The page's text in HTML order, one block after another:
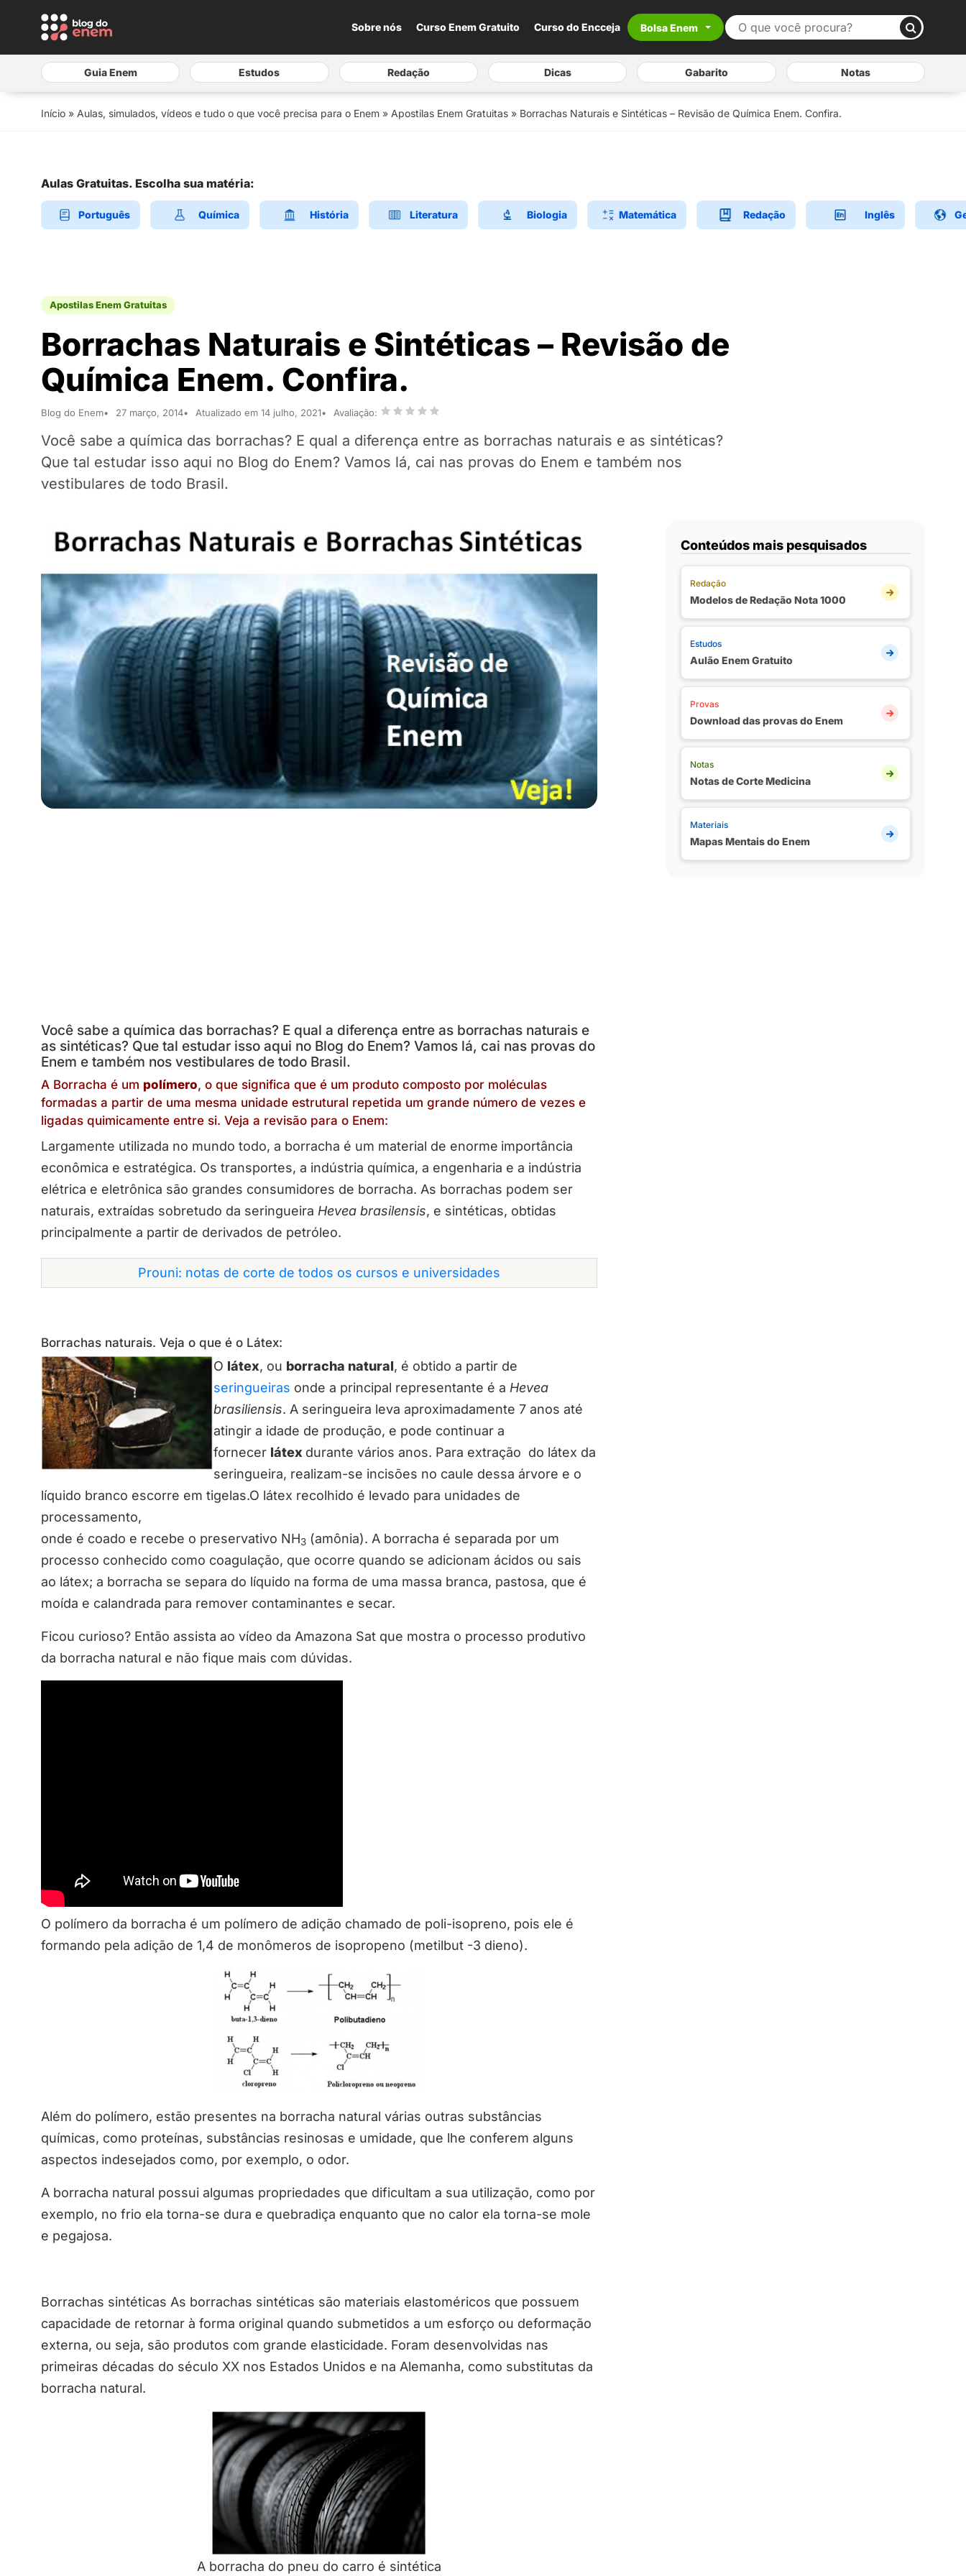
Sobre nós Curso Enem Gratuito Curso do Encceja Bolsa Enem
Guia Enem Estudos Redação Dicas Gabarito Notas
Início » Aulas, simulados, vídeos e tudo o que você precisa para o Enem » Apostilas Enem Gratuitas » Borrachas Naturais e Sintéticas – Revisão de Química Enem. Confira.
Aulas Gratuitas. Escolha sua matéria:
Português Química História Literatura Biologia Matemática Redação Inglês
Apostilas Enem Gratuitas
Borrachas Naturais e Sintéticas – Revisão de
Química Enem. Confira.
Blog do Enem 27 março, 2014 Atualizado em 14 julho, 2021 Avaliação:
Você sabe a química das borrachas? E qual a diferença entre as borrachas naturais e as sintéticas?
Que tal estudar isso aqui no Blog do Enem? Vamos lá, cai nas provas do Enem e também nos
vestibulares de todo Brasil.
Você sabe a química das borrachas? E qual a diferença entre as borrachas naturais e
as sintéticas? Que tal estudar isso aqui no Blog do Enem? Vamos lá, cai nas provas do
Enem e também nos vestibulares de todo Brasil.
A Borracha é um polímero, o que significa que é um produto composto por moléculas
formadas a partir de uma mesma unidade estrutural repetida um grande número de vezes e
ligadas quimicamente entre si. Veja a revisão para o Enem:
Largamente utilizada no mundo todo, a borracha é um material de enorme importância
econômica e estratégica. Os transportes, a indústria química, a engenharia e a indústria
elétrica e eletrônica são grandes consumidores de borracha. As borrachas podem ser
naturais, extraídas sobretudo da seringueira Hevea brasilensis, e sintéticas, obtidas
principalmente a partir de derivados de petróleo.
Prouni: notas de corte de todos os cursos e universidades
Borrachas naturais. Veja o que é o Látex:
O látex, ou borracha natural, é obtido a partir de
seringueiras onde a principal representante é a Hevea
brasiliensis. A seringueira leva aproximadamente 7 anos até
atingir a idade de produção, e pode continuar a
fornecer látex durante vários anos. Para extração do látex da
seringueira, realizam-se incisões no caule dessa árvore e o
líquido branco escorre em tigelas.O látex recolhido é levado para unidades de
processamento,
onde é coado e recebe o preservativo NH3 (amônia). A borracha é separada por um
processo conhecido como coagulação, que ocorre quando se adicionam ácidos ou sais
ao látex; a borracha se separa do líquido na forma de uma massa branca, pastosa, que é
moída e calandrada para remover contaminantes e secar.
Ficou curioso? Então assista ao vídeo da Amazona Sat que mostra o processo produtivo
da borracha natural e não fique mais com dúvidas.
O polímero da borracha é um polímero de adição chamado de poli-isopreno, pois ele é
formando pela adição de 1,4 de monômeros de isopropeno (metilbut -3 dieno).
Além do polímero, estão presentes na borracha natural várias outras substâncias
químicas, como proteínas, substâncias resinosas e umidade, que lhe conferem alguns
aspectos indesejados como, por exemplo, o odor.
A borracha natural possui algumas propriedades que dificultam a sua utilização, como por
exemplo, no frio ela torna-se dura e quebradiça enquanto que no calor ela torna-se mole
e pegajosa.
Borrachas sintéticas As borrachas sintéticas são materiais elastoméricos que possuem
capacidade de retornar à forma original quando submetidos a um esforço ou deformação
externa, ou seja, são produtos com grande elasticidade. Foram desenvolvidas nas
primeiras décadas do século XX nos Estados Unidos e na Alemanha, como substitutas da
borracha natural.
A borracha do pneu do carro é sintética
Conteúdos mais pesquisados
Redação
Modelos de Redação Nota 1000
Estudos
Aulão Enem Gratuito
Provas
Download das provas do Enem
Notas
Notas de Corte Medicina
Materiais
Mapas Mentais do Enem